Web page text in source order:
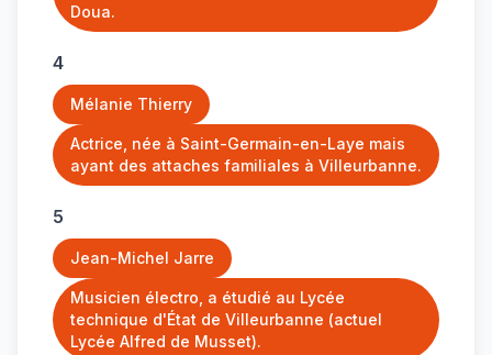
Doua.
4
Mélanie Thierry
Actrice, née à Saint-Germain-en-Laye mais
ayant des attaches familiales à Villeurbanne.
5
Jean-Michel Jarre
Musicien électro, a étudié au Lycée
technique d'État de Villeurbanne (actuel
Lycée Alfred de Musset).